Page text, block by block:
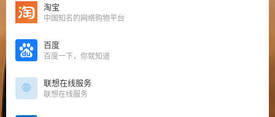
淘宝
中国知名的网络购物平台
百度
百度一下，你就知道
联想在线服务
联想在线服务